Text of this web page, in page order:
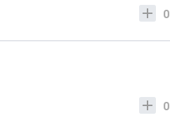
0
0